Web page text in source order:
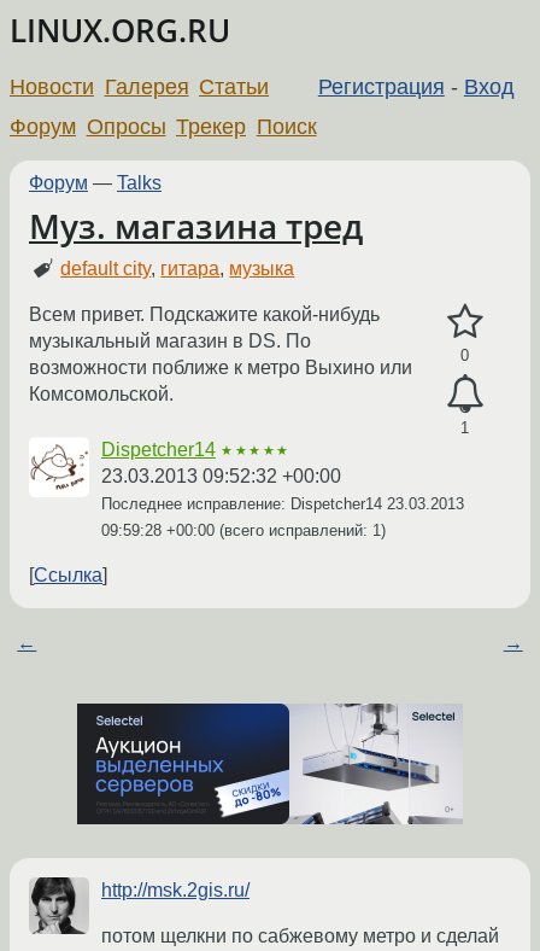
LINUX.ORG.RU
Регистрация - Вход
Новости Галерея Статьи
Форум Опросы Трекер Поиск
Форум — Talks
Муз. магазина тред
default city, гитара, музыка
0
1
Всем привет. Подскажите какой-нибудь
музыкальный магазин в DS. По
возможности поближе к метро Выхино или
Комсомольской.
Dispetcher14 ★★★★★
23.03.2013 09:52:32 +00:00
Последнее исправление: Dispetcher14 23.03.2013
09:59:28 +00:00 (всего исправлений: 1)
Ссылка
← →
http://msk.2gis.ru/
потом щелкни по сабжевому метро и сделай